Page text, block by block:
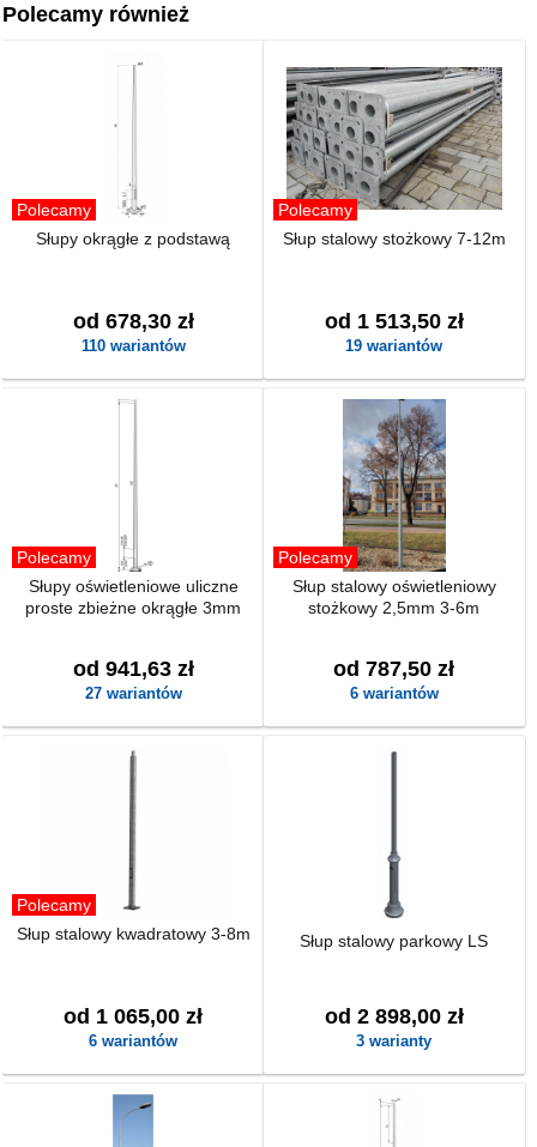
Polecamy również
Polecamy
Słupy okrągłe z podstawą
od 678,30 zł
110 wariantów
Polecamy
Słup stalowy stożkowy 7-12m
od 1 513,50 zł
19 wariantów
Polecamy
Słupy oświetleniowe uliczne
proste zbieżne okrągłe 3mm
od 941,63 zł
27 wariantów
Polecamy
Słup stalowy oświetleniowy
stożkowy 2,5mm 3-6m
od 787,50 zł
6 wariantów
Polecamy
Słup stalowy kwadratowy 3-8m
od 1 065,00 zł
6 wariantów
Słup stalowy parkowy LS
od 2 898,00 zł
3 warianty